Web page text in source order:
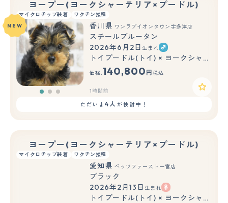
ヨープー(ヨークシャーテリア×プードル)
マイクロチップ装着 ワクチン接種
もっと見る
NEW 香川県 ワンラブイオンタウン宇多津店
スチールブルータン
2026年6月2日 生まれ
トイプードル(トイ) × ヨークシャーテリア
価格:140,800 円 税込
1時間前
ただいま4人 が検討中！
ヨープー(ヨークシャーテリア×プードル)
マイクロチップ装着 ワクチン接種
もっと見る
愛知県 ペッツファースト一宮店
ブラック
2026年2月13日 生まれ
トイプードル(トイ) × ヨークシャーテリア